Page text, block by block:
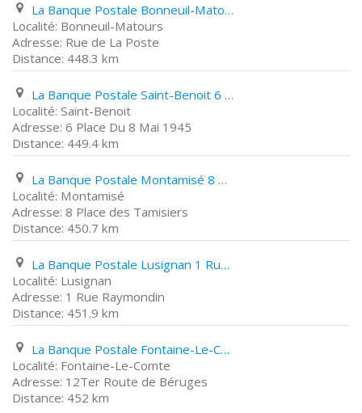
La Banque Postale Bonneuil-Matours Rue de La Poste
Bonneuil-Matours
Rue de La Poste
448.3 km
La Banque Postale Saint-Benoit 6 Place Du 8 Mai 1945
Saint-Benoit
6 Place Du 8 Mai 1945
449.4 km
La Banque Postale Montamisé 8 Place des Tamisiers
Montamisé
8 Place des Tamisiers
450.7 km
La Banque Postale Lusignan 1 Rue Raymondin
Lusignan
1 Rue Raymondin
451.9 km
La Banque Postale Fontaine-Le-Comte 12Ter Route de Béruges
Fontaine-Le-Comte
12Ter Route de Béruges
452 km